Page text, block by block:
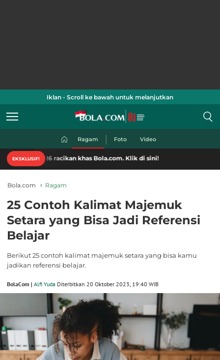
Iklan - Scroll ke bawah untuk melanjutkan
Ragam Foto Video
EKSKLUSIF!
racikan khas Bola.com. Klik di sini!
Bola.com Ragam
25 Contoh Kalimat Majemuk
Setara yang Bisa Jadi Referensi
Belajar
Berikut 25 contoh kalimat majemuk setara yang bisa kamu
jadikan referensi belajar.
BolaCom | Alfi Yuda Diterbitkan 20 Oktober 2023, 19:40 WIB